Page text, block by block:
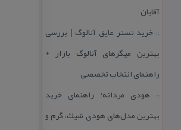
آقایان
:: خرید تستر عایق آنالوگ | بررسی
بهترین میگرهای آنالوگ بازار +
راهنمای انتخاب تخصصی
:: هودی مردانه؛ راهنمای خرید
بهترین مدل‌های هودی شیك، گرم و